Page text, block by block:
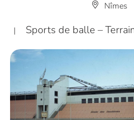
Nîmes
| Sports de balle –